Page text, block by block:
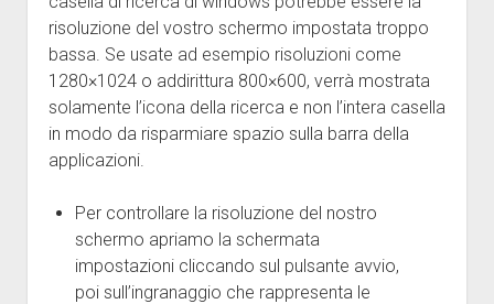
risoluzione del vostro schermo impostata troppo
bassa. Se usate ad esempio risoluzioni come
1280×1024 o addirittura 800×600, verrà mostrata
solamente l’icona della ricerca e non l’intera casella
in modo da risparmiare spazio sulla barra della
applicazioni.
Per controllare la risoluzione del nostro
schermo apriamo la schermata
impostazioni cliccando sul pulsante avvio,
poi sull’ingranaggio che rappresenta le